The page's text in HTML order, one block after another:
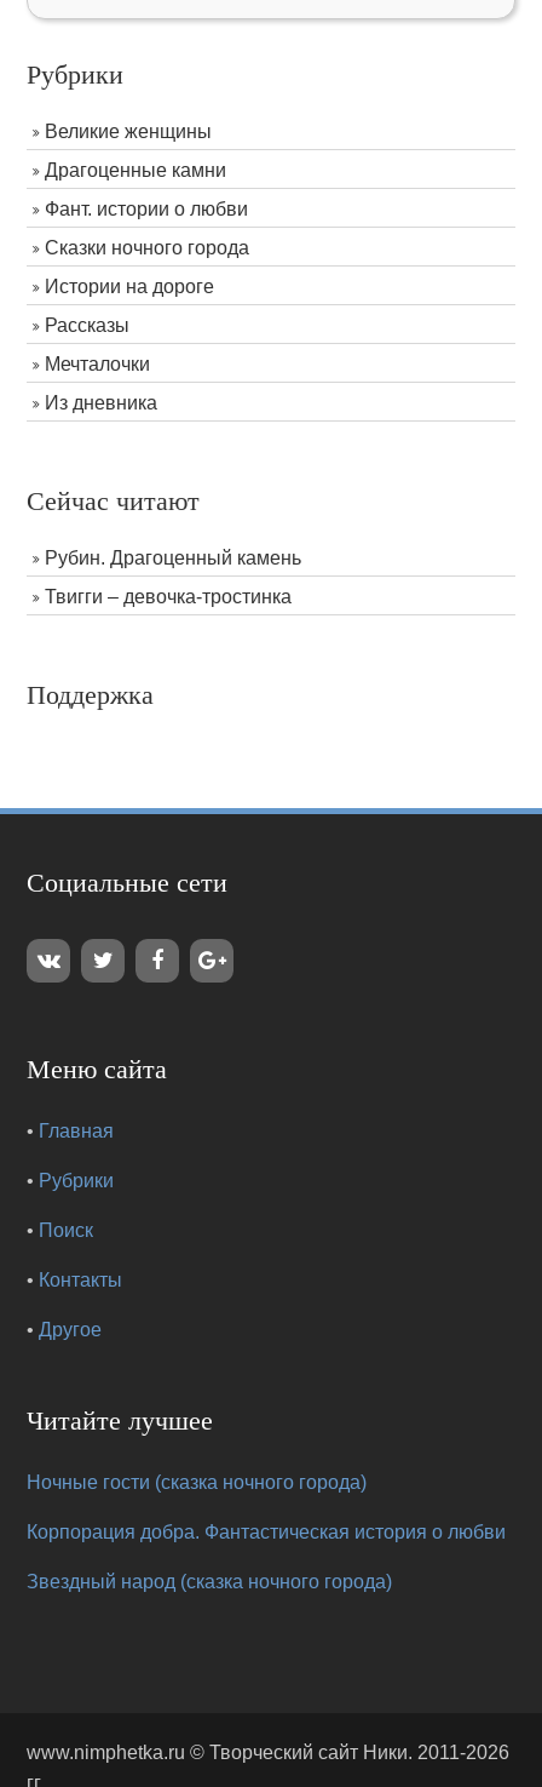
Рубрики
Великие женщины
Драгоценные камни
Фант. истории о любви
Сказки ночного города
Истории на дороге
Рассказы
Мечталочки
Из дневника
Сейчас читают
Рубин. Драгоценный камень
Твигги – девочка-тростинка
Поддержка
Социальные сети
Меню сайта
• Главная
• Рубрики
• Поиск
• Контакты
•Другое
Читайте лучшее
Ночные гости (сказка ночного города)
Корпорация добра. Фантастическая история о любви
Звездный народ (сказка ночного города)
www.nimphetka.ru ©Творческий сайт Ники. 2011-2026
гг.